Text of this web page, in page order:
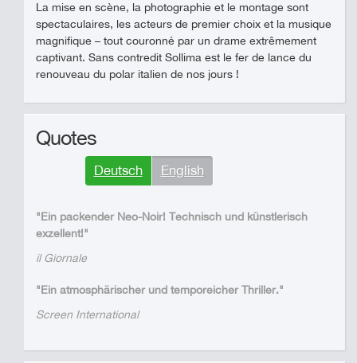
La mise en scène, la photographie et le montage sont
spectaculaires, les acteurs de premier choix et la musique
magnifique – tout couronné par un drame extrêmement
captivant. Sans contredit Sollima est le fer de lance du
renouveau du polar italien de nos jours !
Quotes
Deutsch English
"Ein packender Neo-Noir! Technisch und künstlerisch
exzellent!"
il Giornale
"Ein atmosphärischer und temporeicher Thriller."
Screen International